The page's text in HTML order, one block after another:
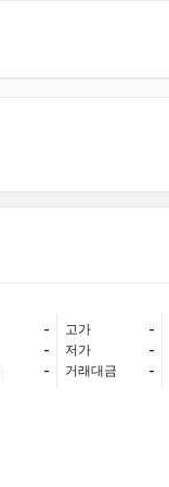
-
-
-
고가
-
저가
-
거래대금
-